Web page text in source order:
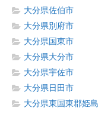
大分県佐伯市
大分県別府市
大分県国東市
大分県大分市
大分県宇佐市
大分県日田市
大分県東国東郡姫